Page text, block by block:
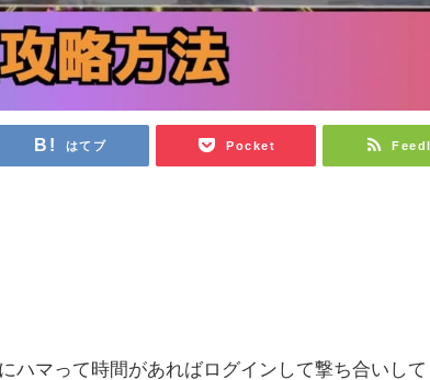
はてブ Pocket
ハマって時間があればログインして撃ち合いして